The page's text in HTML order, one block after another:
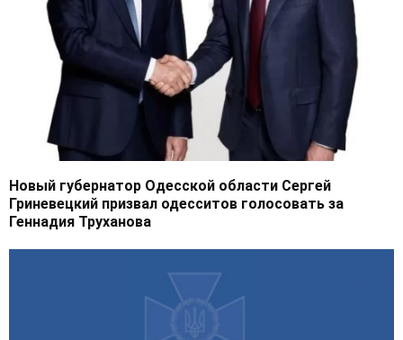
Новый губернатор Одесской области Сергей
Гриневецкий призвал одесситов голосовать за
Геннадия Труханова